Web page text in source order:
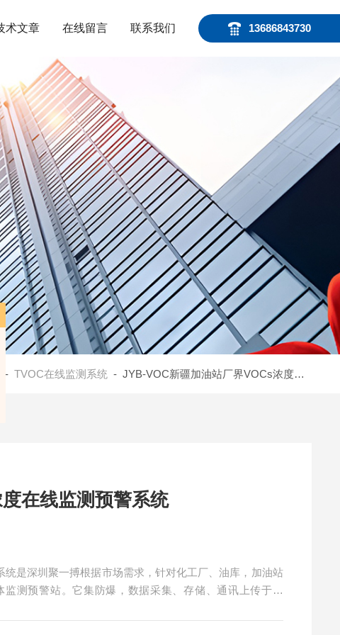
13686843730
术文章 在线留言 联系我们
- TVOC在线监测系统 - JYB-VOC新疆加油站厂界VOCs浓度在线监测预警系统
在线监测预警系统
是深圳聚一搏根据市场需求，针对化工厂、油库，加油站
测预警站。它集防爆，数据采集、存储、通讯上传于一